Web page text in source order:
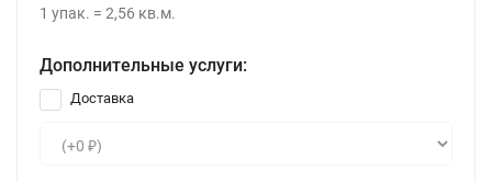
1 упак. = 2,56 кв.м.
Дополнительные услуги:
Доставка